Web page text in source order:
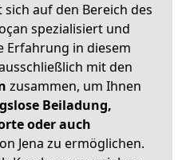
auf den Bereich des
spezialisiert und
Erfahrung in diesem
mit den
zusammen, um Ihnen
Beiladung,
oder auch
Jena zu ermöglichen.